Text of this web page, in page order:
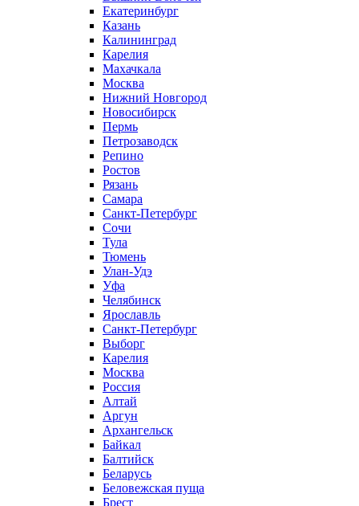
Екатеринбург
Казань
Калининград
Карелия
Махачкала
Москва
Нижний Новгород
Новосибирск
Пермь
Петрозаводск
Репино
Ростов
Рязань
Самара
Санкт-Петербург
Сочи
Тула
Тюмень
Улан-Удэ
Уфа
Челябинск
Ярославль
Санкт-Петербург
Выборг
Карелия
Москва
Россия
Алтай
Аргун
Архангельск
Байкал
Балтийск
Беларусь
Беловежская пуща
Брест